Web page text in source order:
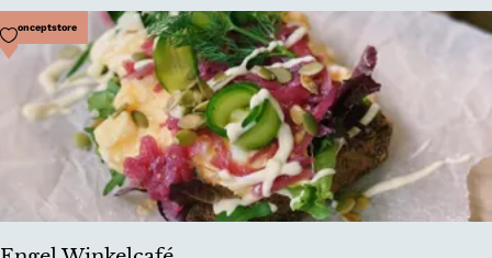
s
e
Conceptstore
Voeg toe als favoriet